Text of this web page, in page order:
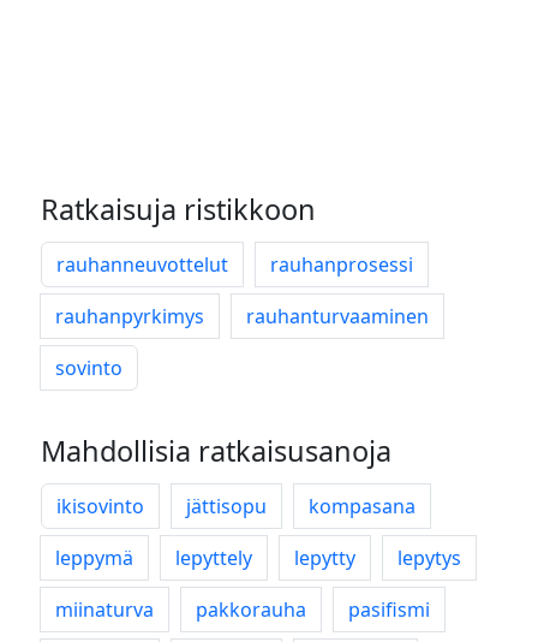
Ratkaisuja ristikkoon
rauhanneuvottelut
rauhanprosessi
rauhanpyrkimys
rauhanturvaaminen
sovinto
Mahdollisia ratkaisusanoja
ikisovinto jättisopu
kompasana
leppymä
lepyttely lepytty
lepytys
miinaturva
pakkorauha
pasifismi